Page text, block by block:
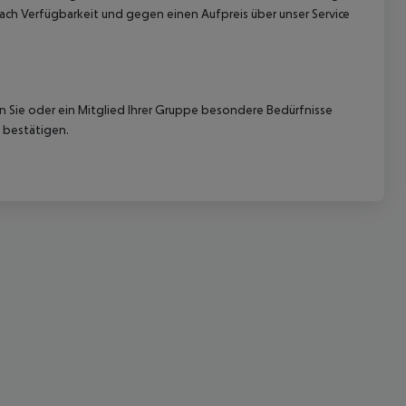
Verfügbarkeit und gegen einen Aufpreis über unser Service
oder ein Mitglied Ihrer Gruppe besondere Bedürfnisse
bestätigen.